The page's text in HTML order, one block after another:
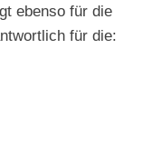
ebenso für die
für die: